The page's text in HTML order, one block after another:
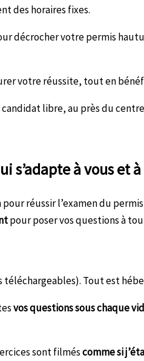
des horaires fixes.
décrocher votre permis
votre réussite, tout en
libre, au près du
à vous et à
réussir l’examen du
pour poser vos questions à
téléchargeables). Tout est
vos questions sous chaque
sont filméscomme si